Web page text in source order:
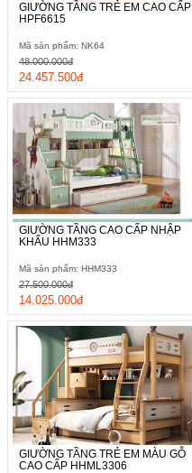
GIƯỜNG TẦNG TRẺ EM CAO CẤP
HPF6615
Mã sản phẩm: NK64
24.457.500đ
48.000.000đ
GIƯỜNG TẦNG CAO CẤP NHẬP
KHẨU HHM333
Mã sản phẩm: HHM333
14.025.000đ
27.500.000đ
GIƯỜNG TẦNG TRẺ EM MÀU GỖ
CAO CẤP HHML3306